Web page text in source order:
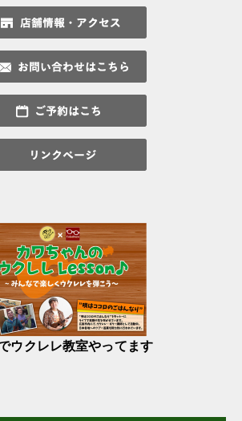
ウクレレ教室やってます